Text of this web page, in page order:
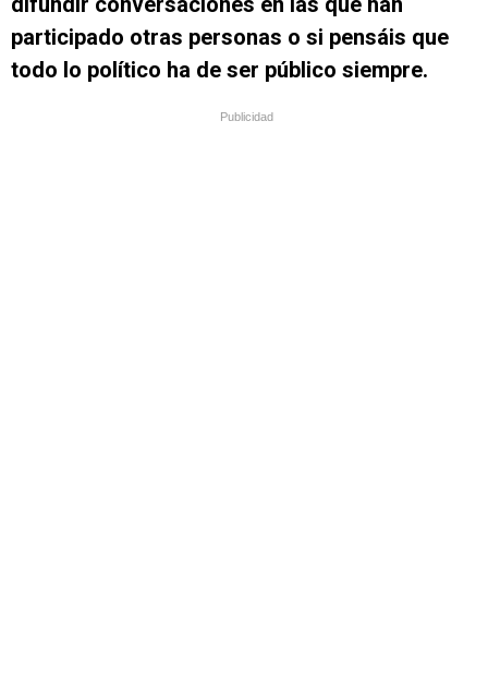
participado otras personas o si pensáis que
todo lo político ha de ser público siempre.
Publicidad